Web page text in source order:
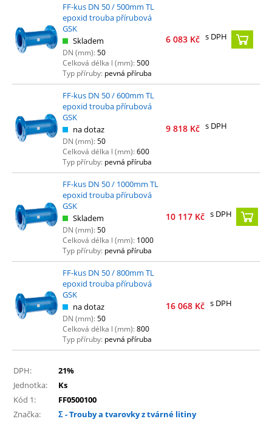
FF-kus DN 50 / 500mm TL
epoxid trouba přírubová
GSK
Skladem
DN (mm):50
Celková délka l (mm):500
Typ příruby: pevná příruba
6 083 Kč s DPH
FF-kus DN 50 / 600mm TL
epoxid trouba přírubová
GSK
na dotaz
DN (mm):50
Celková délka l (mm):600
Typ příruby: pevná příruba
9 818 Kč s DPH
FF-kus DN 50 / 1000mm TL
epoxid trouba přírubová
GSK
Skladem
DN (mm):50
Celková délka l (mm): 1000
Typ příruby: pevná příruba
10 117 Kč s DPH
FF-kus DN 50 / 800mm TL
epoxid trouba přírubová
GSK
na dotaz
DN (mm):50
Celková délka l (mm):800
Typ příruby: pevná příruba
16 068 Kč s DPH
DPH:
21%
Jednotka:
Ks
Kód 1:
FF0500100
Značka:
Σ - Trouby a tvarovky z tvárné litiny